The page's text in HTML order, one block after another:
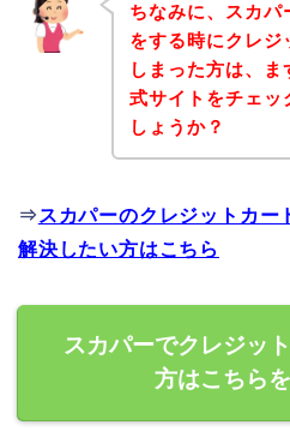
ちなみに、スカパ
をする時にクレジ
しまった方は、
式サイトをチェッ
しょうか？
⇒ スカパーのクレジットカー
解決したい方はこちら
スカパーでクレジッ
方はこちら